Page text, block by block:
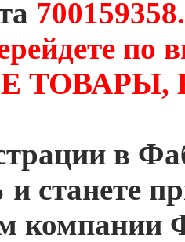
700159358.
по
в
и станете
компании